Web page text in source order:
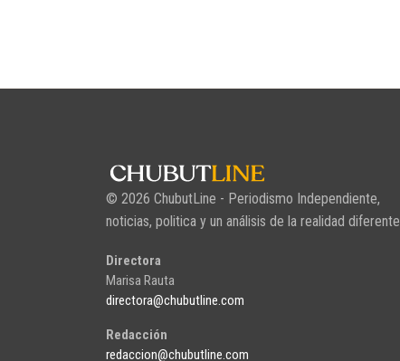
© 2026 ChubutLine - Periodismo Independiente,
noticias, politica y un análisis de la realidad diferente.
Directora
Marisa Rauta
directora@chubutline.com
Redacción
redaccion@chubutline.com